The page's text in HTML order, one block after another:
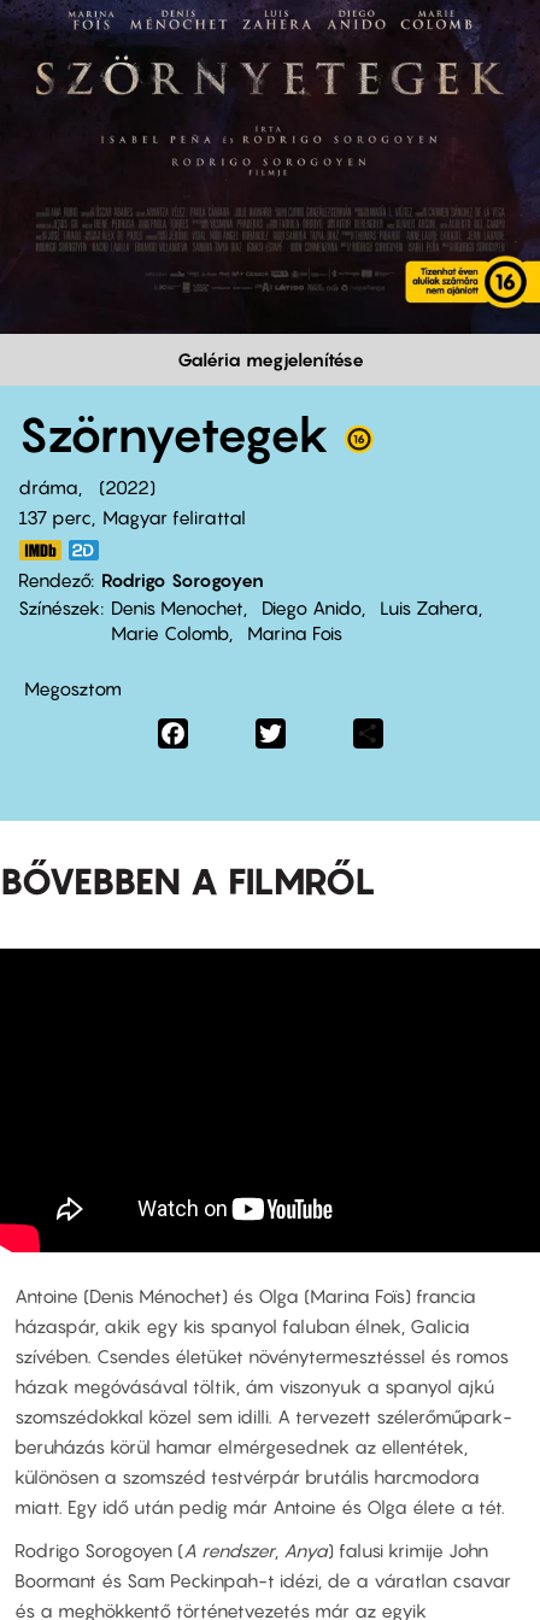
Galéria megjelenítése
Szörnyetegek
dráma
2022
137 perc,
Magyar felirattal
Rendező Rodrigo Sorogoyen
Színészek
Denis Menochet Diego Anido
Luis Zahera
Marie Colomb
Marina Fois
Megosztom
Facebook
BŐVEBBEN A FILMRŐL
Antoine (Denis Ménochet) és Olga (Marina Foïs) francia
házaspár, akik egy kis spanyol faluban élnek, Galicia
szívében. Csendes életüket növénytermesztéssel és romos
házak megóvásával töltik, ám viszonyuk a spanyol ajkú
szomszédokkal közel sem idilli. A tervezett szélerőműpark-
beruházás körül hamar elmérgesednek az ellentétek,
különösen a szomszéd testvérpár brutális harcmodora
miatt. Egy idő után pedig már Antoine és Olga élete a tét.
Rodrigo Sorogoyen (A rendszer, Anya) falusi krimije John
Boormant és Sam Peckinpah-t idézi, de a váratlan csavar
és a meghökkentő történetvezetés már az egyik